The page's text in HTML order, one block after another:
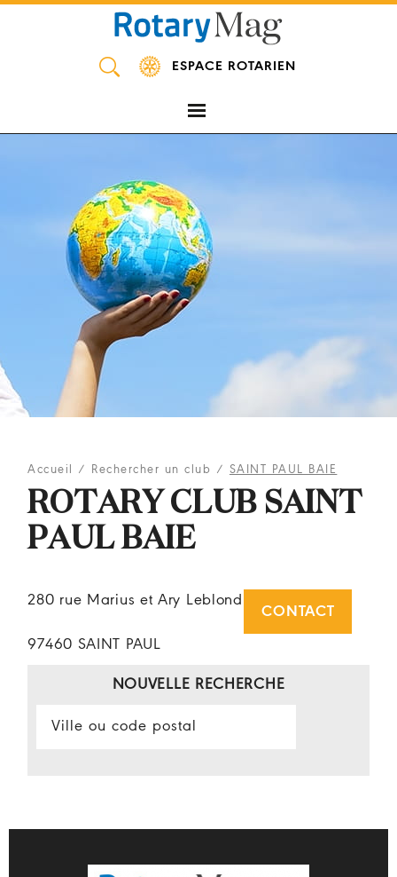
ESPACE ROTARIEN
Accueil / Rechercher un club / SAINT PAUL BAIE
ROTARY CLUB SAINT
PAUL BAIE
280 rue Marius et Ary Leblond
97460 SAINT PAUL
CONTACT
NOUVELLE RECHERCHE
Panneau de gestion des cookies